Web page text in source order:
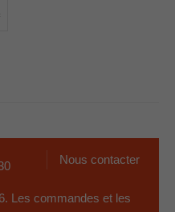
Nous contacter
Les commandes et les